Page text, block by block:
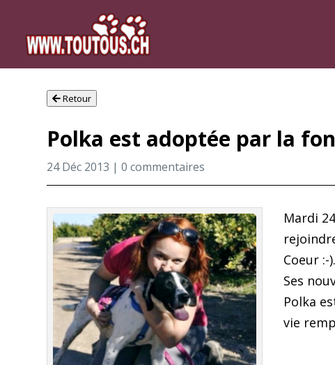
Retour
Polka est adoptée par la
24 Déc 2013 |0 commentaires
Mardi
Coeur :-).
Ses
Polka
vie